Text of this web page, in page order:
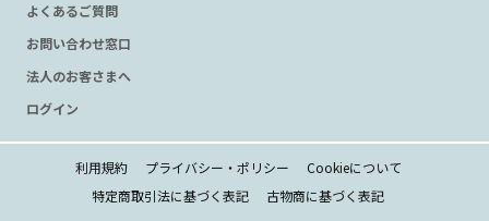
よくあるご質問
お問い合わせ窓口
法人のお客さまへ
ログイン
利用規約 プライバシー・ポリシー
Cookieについて
特定商取引法に基づく表記
古物商に基づく表記